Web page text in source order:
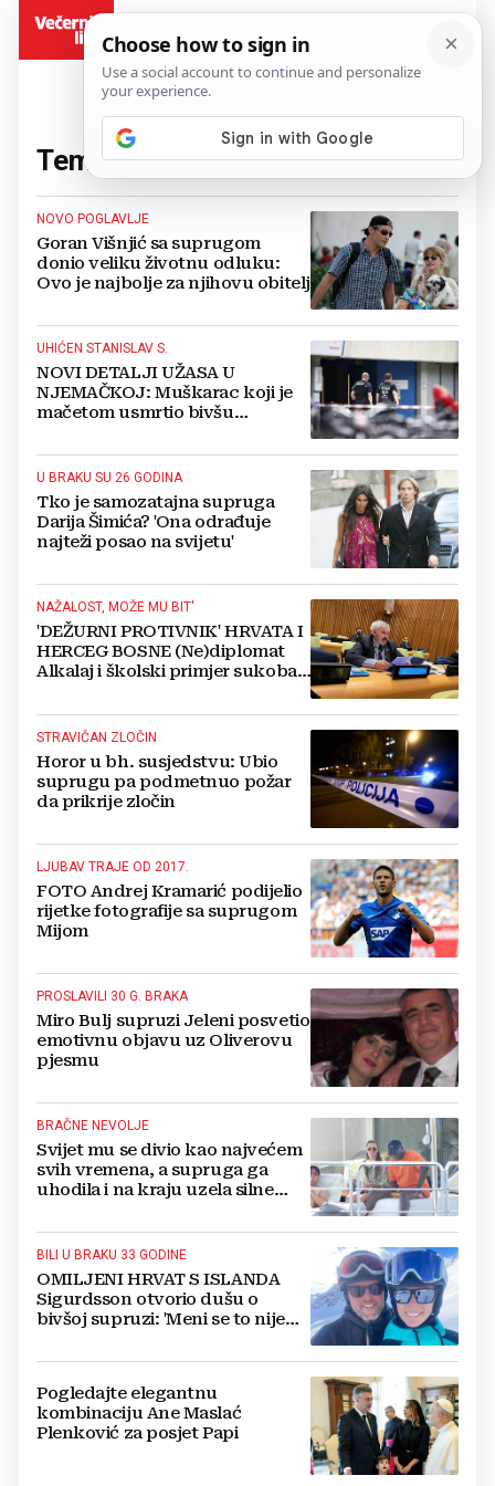
Tema:supruga(70 članaka)
NOVO POGLAVLJE
Goran Višnjić sa suprugom
donio veliku životnu odluku:
Ovo je najbolje za njihovu obitelj
UHIĆEN STANISLAV S.
NOVI DETALJI UŽASA U
NJEMAČKOJ: Muškarac koji je
mačetom usmrtio bivšu
U BRAKU SU 26 GODINA
Tko je samozatajna supruga
Darija Šimića? 'Ona odrađuje
najteži posao na svijetu'
NAŽALOST, MOŽE MU BIT'
'DEŽURNI PROTIVNIK' HRVATA I
HERCEG BOSNE (Ne)diplomat
Alkalaj i školski primjer sukoba
suprugu
STRAVIČAN ZLOČIN
Horor u bh. susjedstvu: Ubio
suprugu pa podmetnuo požar
da prikrije zločin
LJUBAV TRAJE OD 2017.
FOTO Andrej Kramarić podijelio
rijetke fotografije sa suprugom
Mijom
PROSLAVILI 30 G. BRAKA
Miro Bulj supruzi Jeleni posvetio
emotivnu objavu uz Oliverovu
pjesmu
BRAČNE NEVOLJE
Svijet mu se divio kao najvećem
svih vremena, a supruga ga
uhodila i na kraju uzela silne
BILI U BRAKU 33 GODINE
OMILJENI HRVAT S ISLANDA
Sigurdsson otvorio dušu o
bivšoj supruzi: 'Meni se to nije
Pogledajte elegantnu
kombinaciju Ane Maslać
Plenković za posjet Papi